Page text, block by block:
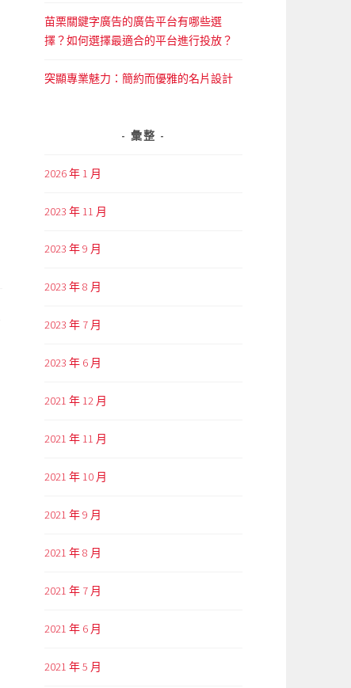
苗栗關鍵字廣告的廣告平台有哪些選
擇？如何選擇最適合的平台進行投放？
突顯專業魅力：簡約而優雅的名片設計
彙整
2026 年 1 月
2023 年 11 月
2023 年 9 月
2023 年 8 月
2023 年 7 月
2023 年 6 月
2021 年 12 月
2021 年 11 月
2021 年 10 月
2021 年 9 月
2021 年 8 月
2021 年 7 月
2021 年 6 月
2021 年 5 月